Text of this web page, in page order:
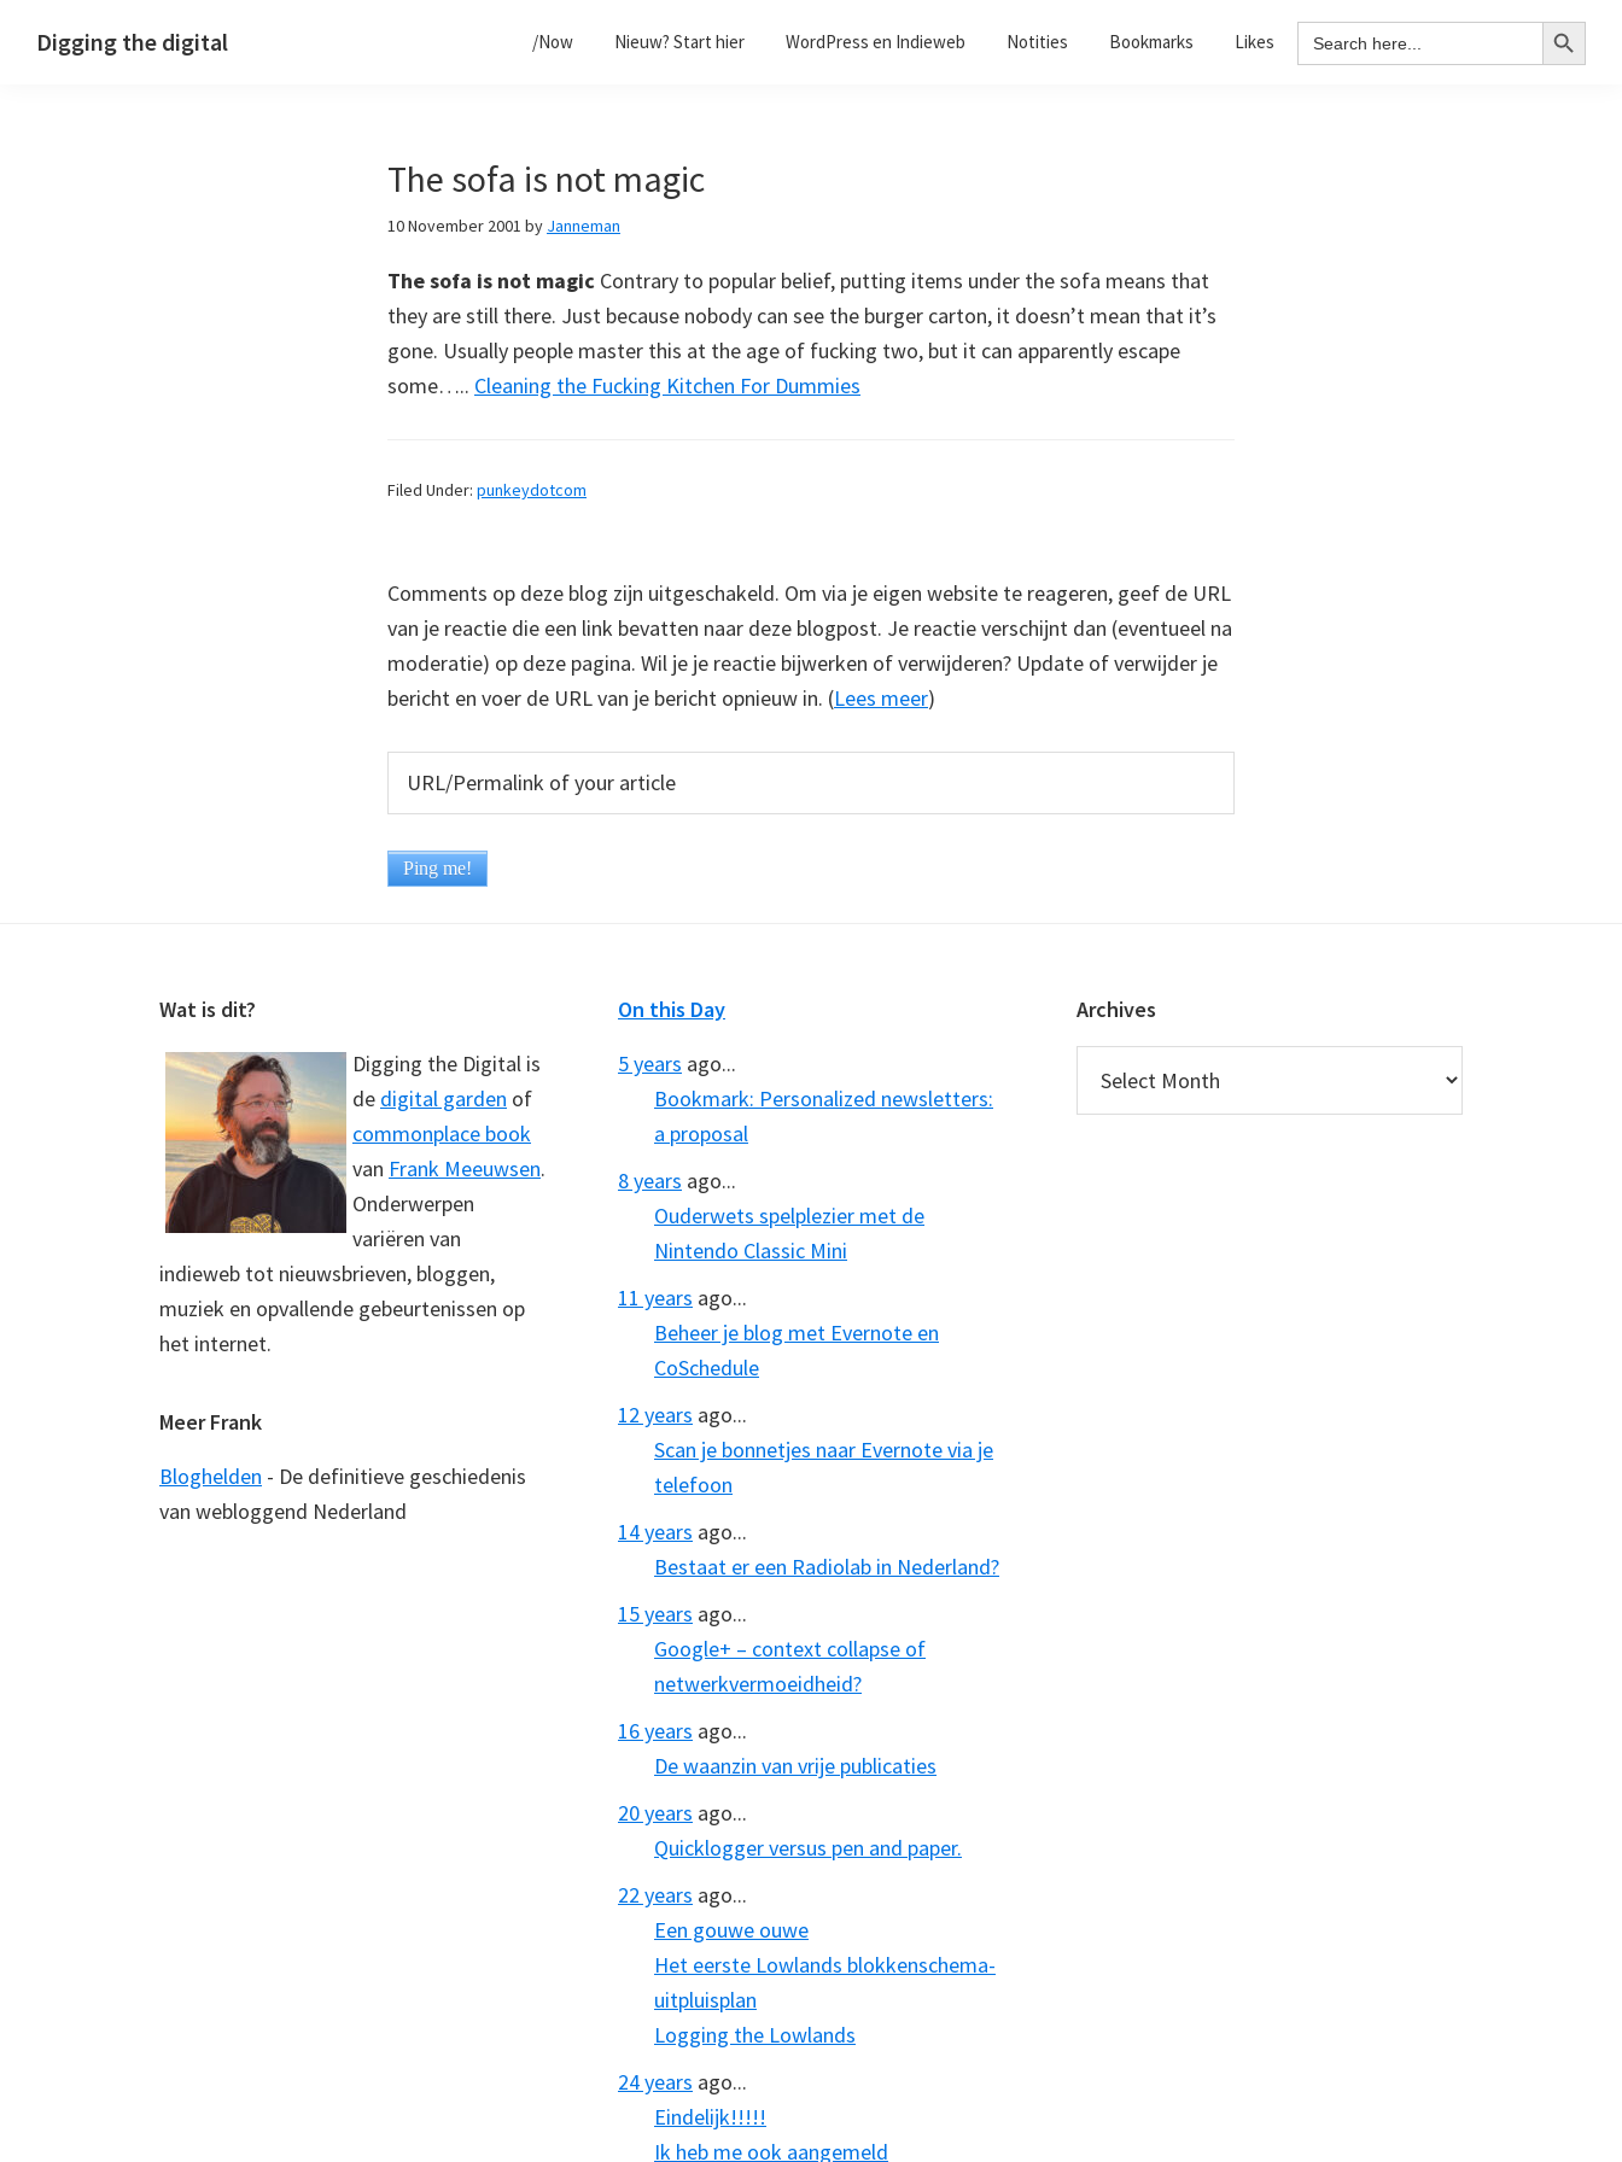
Digging the digital /Now Nieuw? Start hier WordPress en Indieweb Notities Bookmarks Likes Search
for:
Search Button
The sofa is not magic
10 November 2001 by Janneman
The sofa is not magic Contrary to popular belief, putting items under the sofa means that
they are still there. Just because nobody can see the burger carton, it doesn’t mean that it’s
gone. Usually people master this at the age of fucking two, but it can apparently escape
some….. Cleaning the Fucking Kitchen For Dummies
Filed Under: punkeydotcom
Comments op deze blog zijn uitgeschakeld. Om via je eigen website te reageren, geef de URL
van je reactie die een link bevatten naar deze blogpost. Je reactie verschijnt dan (eventueel na
moderatie) op deze pagina. Wil je je reactie bijwerken of verwijderen? Update of verwijder je
bericht en voer de URL van je bericht opnieuw in. (Lees meer)
Wat is dit?
Digging the Digital is
de digital garden of
commonplace book
van Frank Meeuwsen.
Onderwerpen
variëren van
indieweb tot nieuwsbrieven, bloggen,
muziek en opvallende gebeurtenissen op
het internet.
Meer Frank
Bloghelden - De definitieve geschiedenis
van webloggend Nederland
On this Day
5 years ago...
Bookmark: Personalized newsletters:
a proposal
8 years ago...
Ouderwets spelplezier met de
Nintendo Classic Mini
11 years ago...
Beheer je blog met Evernote en
CoSchedule
12 years ago...
Scan je bonnetjes naar Evernote via je
telefoon
14 years ago...
Bestaat er een Radiolab in Nederland?
15 years ago...
Google+ – context collapse of
netwerkvermoeidheid?
16 years ago...
De waanzin van vrije publicaties
20 years ago...
Quicklogger versus pen and paper.
22 years ago...
Een gouwe ouwe
Het eerste Lowlands blokkenschema-
uitpluisplan
Logging the Lowlands
24 years ago...
Eindelijk!!!!!
Ik heb me ook aangemeld
Archives